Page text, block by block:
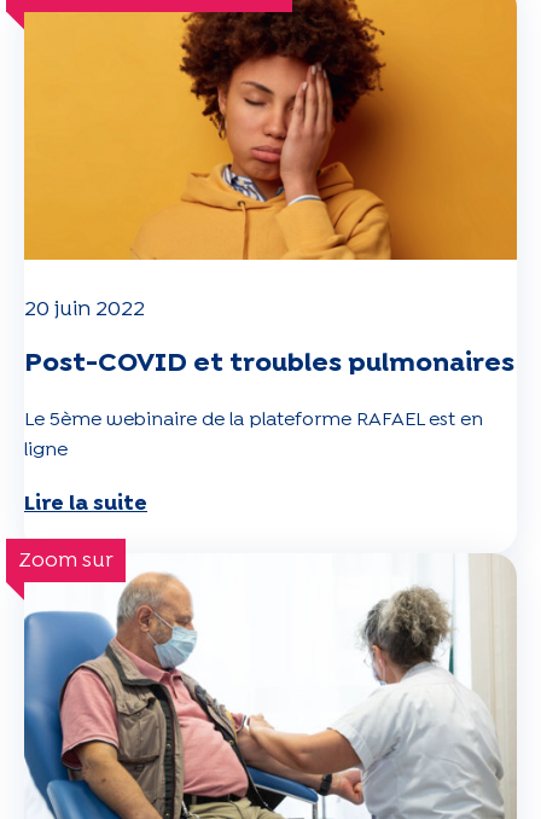
20 juin 2022
Post-COVID et troubles pulmonaires
Le 5ème webinaire de la plateforme RAFAEL est en
ligne
Lire la suite
Zoom sur